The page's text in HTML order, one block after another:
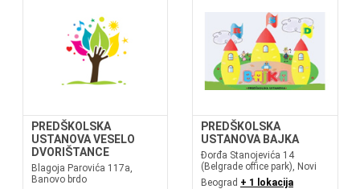
PREDŠKOLSKA
USTANOVA VESELO
DVORIŠTANCE
Blagoja Parovića 117a,
Banovo brdo
PREDŠKOLSKA
USTANOVA BAJKA
Đorđa Stanojevića 14
(Belgrade office park), Novi
Beograd + 1 lokacija